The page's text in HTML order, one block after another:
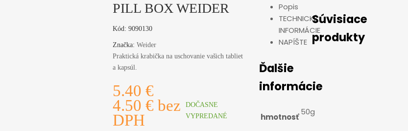
PILL BOX WEIDER
Kód:9090130
Značka: Weider
Praktická krabička na uschovanie vašich tabliet
a kapsúl.
5.40 €
4.50 € bez
DPH
DOČASNE
VYPREDANÉ
Popis
TECHNICKÉ
INFORMÁCIE
NAPÍŠTE
Ďalšie
informácie
hmotnosť
50g
Súvisiace
produkty